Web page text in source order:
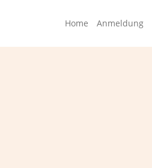
Home Anmeldung